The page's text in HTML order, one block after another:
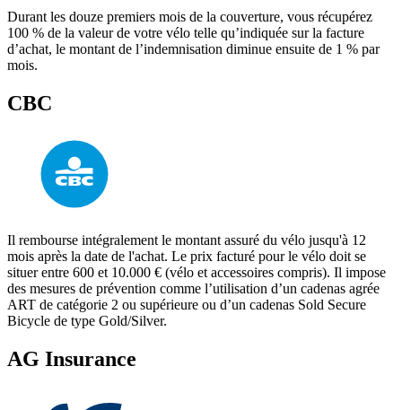
Durant les douze premiers mois de la couverture, vous récupérez
100 % de la valeur de votre vélo telle qu’indiquée sur la facture
d’achat, le montant de l’indemnisation diminue ensuite de 1 % par
mois.
CBC
Il rembourse intégralement le montant assuré du vélo jusqu'à 12
mois après la date de l'achat. Le prix facturé pour le vélo doit se
situer entre 600 et 10.000 € (vélo et accessoires compris). Il impose
des mesures de prévention comme l’utilisation d’un cadenas agrée
ART de catégorie 2 ou supérieure ou d’un cadenas Sold Secure
Bicycle de type Gold/Silver.
AG Insurance